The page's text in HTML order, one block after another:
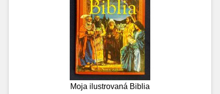
Moja ilustrovaná Biblia